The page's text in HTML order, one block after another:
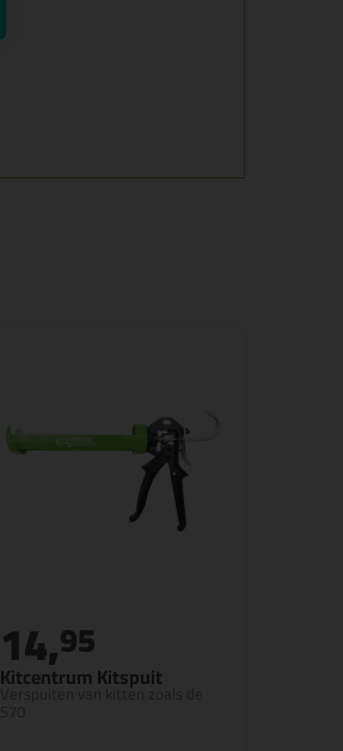
Kitcentrum Kitspuit
Verspuiten van kitten zoals de
14,95